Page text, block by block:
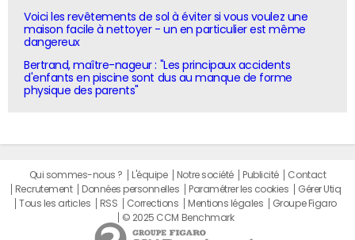
Voici les revêtements de sol à éviter si vous voulez une
maison facile à nettoyer - un en particulier est même
dangereux
Bertrand, maître-nageur : "Les principaux accidents
d'enfants en piscine sont dus au manque de forme
physique des parents"
Qui sommes-nous ? L'équipe Notre société Publicité
Contact
Recrutement
Données personnelles Paramétrer les cookies
Gérer Utiq
Tous les articles
RSS Corrections Mentions légales
Groupe Figaro
© 2025 CCM Benchmark